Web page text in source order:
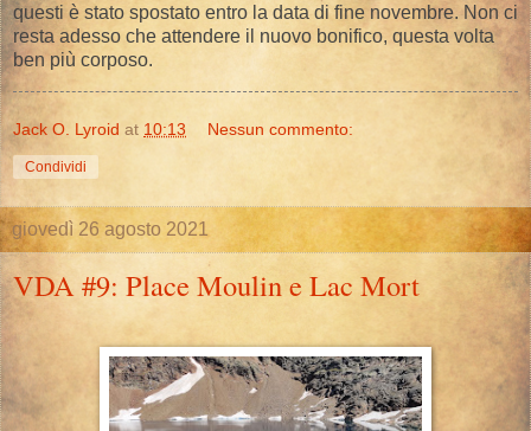
questi è stato spostato entro la data di fine novembre. Non ci
resta adesso che attendere il nuovo bonifico, questa volta
ben più corposo.
Jack O. Lyroid at 10:13 Nessun commento:
Condividi
giovedì 26 agosto 2021
VDA #9: Place Moulin e Lac Mort